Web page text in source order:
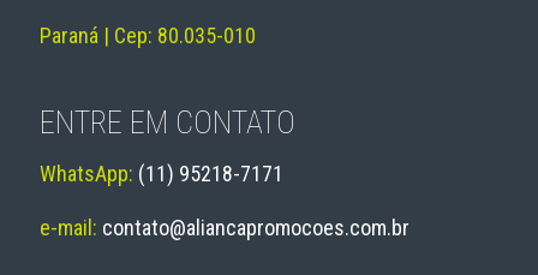
Paraná | Cep: 80.035-010
ENTRE EM CONTATO
WhatsApp: (11) 95218-7171
e-mail: contato@aliancapromocoes.com.br